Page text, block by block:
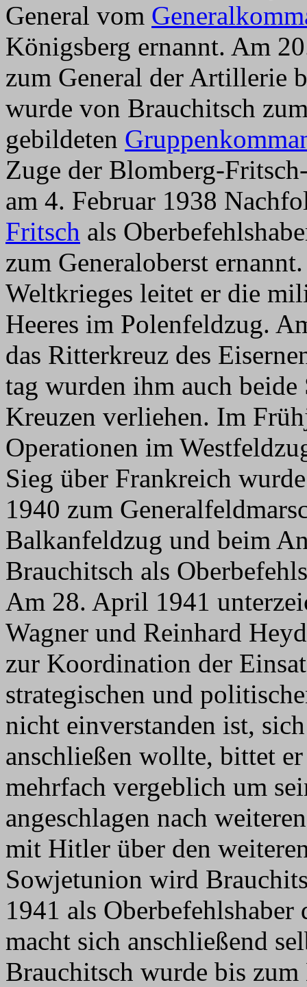
General vom
Königsberg ernannt. Am
zum General der Artillerie
wurde von Brauchitsch
gebildeten
Zuge der Blomberg-
am 4. Februar 1938
Fritsch als
zum Generaloberst
Weltkrieges leitet er die
Heeres im Polenfeldzug.
das Ritterkreuz des
tag wurden ihm auch beide
Kreuzen verliehen. Im
Operationen im
Sieg über Frankreich
1940 zum
Balkanfeldzug und beim
Brauchitsch als
Am 28. April 1941
Wagner und Reinhard
zur Koordination der
strategischen und
nicht einverstanden ist,
anschließen wollte, bittet
mehrfach vergeblich um
angeschlagen nach
mit Hitler über den
Sowjetunion wird
1941 als Oberbefehlshaber
macht sich anschließend
Brauchitsch wurde bis